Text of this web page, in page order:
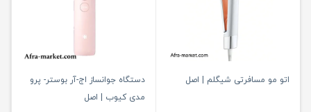
اتو مو مسافرتی شیگلم | اصل
دستگاه جوانساز اج-آر بوستر- پرو
مدی کیوب | اصل